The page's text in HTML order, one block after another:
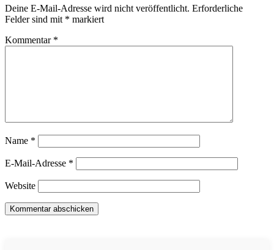
Deine E-Mail-Adresse wird nicht veröffentlicht. Erforderliche
Felder sind mit * markiert
Kommentar *
Name *
E-Mail-Adresse *
Website